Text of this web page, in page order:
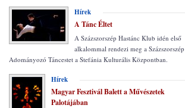
Hírek
A Tánc Éltet
A Százszorszép Hastánc Klub idén első
alkalommal rendezi meg a Százszorszép
Adományozó Táncestet a Stefánia Kulturális Központban.
Hírek
Magyar Fesztivál Balett a Művészetek
Palotájában